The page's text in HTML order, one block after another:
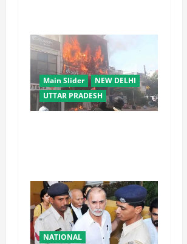
n
Main Slider
NEW DELHI
UTTAR PRADESH
NATIONAL